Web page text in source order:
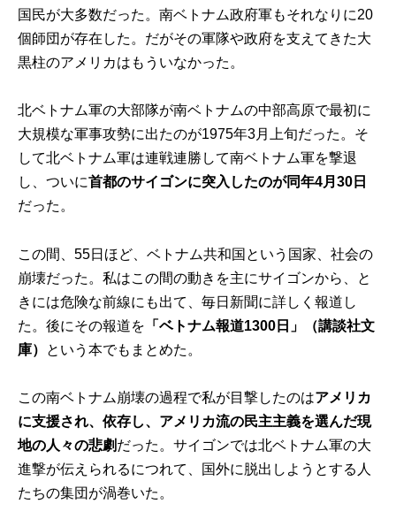
国民が大多数だった。南ベトナム政府軍もそれなりに20
個師団が存在した。だがその軍隊や政府を支えてきた大
黒柱のアメリカはもういなかった。
北ベトナム軍の大部隊が南ベトナムの中部高原で最初に
大規模な軍事攻勢に出たのが1975年3月上旬だった。そ
して北ベトナム軍は連戦連勝して南ベトナム軍を撃退
し、ついに首都のサイゴンに突入したのが同年4月30日
だった。
この間、55日ほど、ベトナム共和国という国家、社会の
崩壊だった。私はこの間の動きを主にサイゴンから、と
きには危険な前線にも出て、毎日新聞に詳しく報道し
た。後にその報道を 「ベトナム報道1300日 」（講談社文
庫）
という本でもまとめた。
この南ベトナム崩壊の過程で私が目撃したのはアメリカ
に支援され、依存し、アメリカ流の民主主義を選んだ現
地の人々の悲劇 だった。サイゴンでは北ベトナム軍の大
進撃が伝えられるにつれて、国外に脱出しようとする人
たちの集団が渦巻いた。